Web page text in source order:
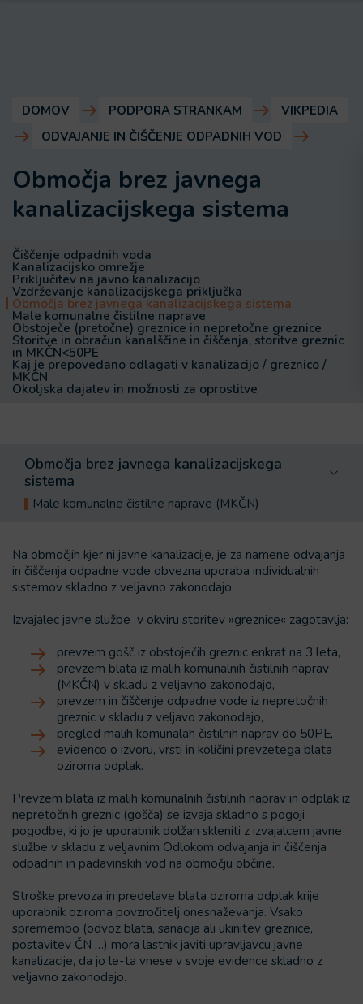
DOMOV PODPORA STRANKAM
VIKPEDIA
ODVAJANJE IN ČIŠČENJE ODPADNIH VOD
Območja brez javnega
kanalizacijskega sistema
Čiščenje odpadnih voda
Kanalizacijsko omrežje
Priključitev na javno kanalizacijo
Vzdrževanje kanalizacijskega priključka
Območja brez javnega kanalizacijskega sistema
Male komunalne čistilne naprave
Obstoječe (pretočne) greznice in nepretočne greznice
Storitve in obračun kanalščine in čiščenja, storitve greznic
in MKČN<50PE
Kaj je prepovedano odlagati v kanalizacijo / greznico /
MKČN
Okoljska dajatev in možnosti za oprostitve
Območja brez javnega kanalizacijskega
sistema
Male komunalne čistilne naprave (MKČN)
Na območjih kjer ni javne kanalizacije, je za namene odvajanja
in čiščenja odpadne vode obvezna uporaba individualnih
sistemov skladno z veljavno zakonodajo.
Izvajalec javne službe v okviru storitev »greznice« zagotavlja:
prevzem gošč iz obstoječih greznic enkrat na 3 leta,
prevzem blata iz malih komunalnih čistilnih naprav
(MKČN) v skladu z veljavno zakonodajo,
prevzem in čiščenje odpadne vode iz nepretočnih
greznic v skladu z veljavo zakonodajo,
pregled malih komunalah čistilnih naprav do 50PE,
evidenco o izvoru, vrsti in količini prevzetega blata
oziroma odplak.
Prevzem blata iz malih komunalnih čistilnih naprav in odplak iz
nepretočnih greznic (gošča) se izvaja skladno s pogoji
pogodbe, ki jo je uporabnik dolžan skleniti z izvajalcem javne
službe v skladu z veljavnim Odlokom odvajanja in čiščenja
odpadnih in padavinskih vod na območju občine.
Stroške prevoza in predelave blata oziroma odplak krije
uporabnik oziroma povzročitelj onesnaževanja. Vsako
spremembo (odvoz blata, sanacija ali ukinitev greznice,
postavitev ČN …) mora lastnik javiti upravljavcu javne
kanalizacije, da jo le-ta vnese v svoje evidence skladno z
veljavno zakonodajo.